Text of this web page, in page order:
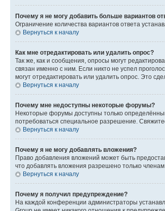
Почему я не могу добавить больше вариантов
Ограничение количества вариантов ответа
Вернуться к началу
Как мне отредактировать или удалить опрос?
Так же, как и сообщения, опросы могут
связан именно с ним. Если никто не успел
могут отредактировать или удалить опрос. Это
Вернуться к началу
Почему мне недоступны некоторые форумы?
Некоторые форумы доступны только
потребоваться специальное разрешение.
Вернуться к началу
Почему я не могу добавлять вложения?
Право добавления вложений может быть
что добавлять вложения разрешено только
Вернуться к началу
Почему я получил предупреждение?
На каждой конференции администраторы